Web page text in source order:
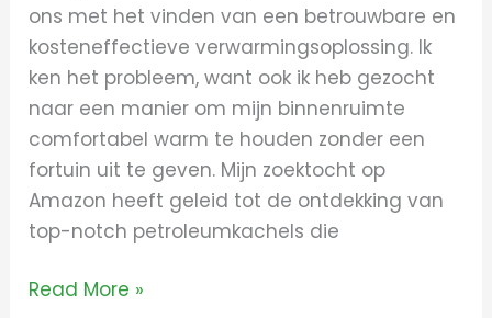
ons met het vinden van een betrouwbare en
kosteneffectieve verwarmingsoplossing. Ik
ken het probleem, want ook ik heb gezocht
naar een manier om mijn binnenruimte
comfortabel warm te houden zonder een
fortuin uit te geven. Mijn zoektocht op
Amazon heeft geleid tot de ontdekking van
top-notch petroleumkachels die
Read More »